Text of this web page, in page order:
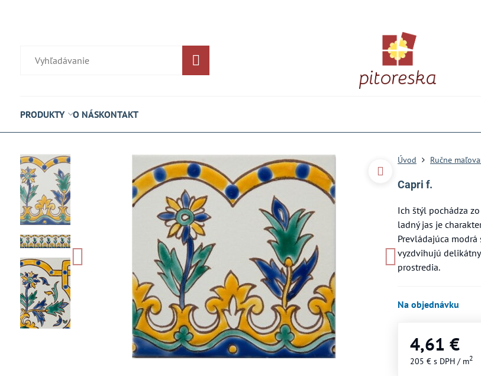
PRODUKTY O NÁSKONTAKT
Úvod Ručne
Capri f.
Ich štýl pochádza
ladný jas je
Prevládajúca
vyzdvihujú
prostredia.
Na objednávku
4,61 €
205 € s DPH/ m2